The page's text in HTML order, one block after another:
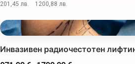
201,45 лв. 1200,88 лв.
Инвазивен радиочестотен